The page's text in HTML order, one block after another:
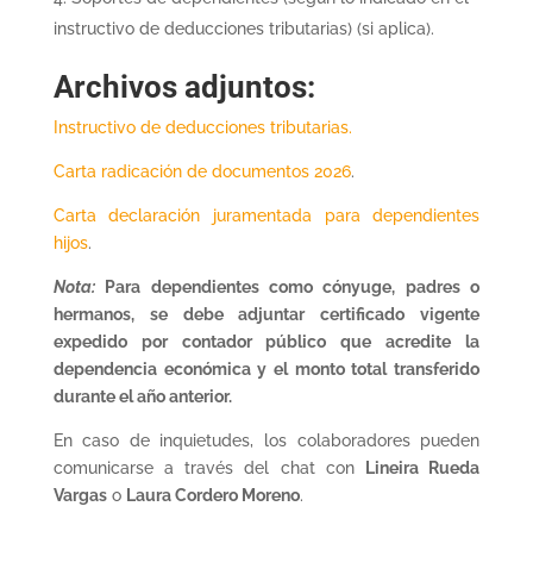
instructivo de deducciones tributarias) (si aplica).
Archivos adjuntos:
Instructivo de deducciones tributarias.
Carta radicación de documentos 2026.
Carta declaración juramentada para dependientes
hijos.
Nota:Para dependientes como cónyuge, padres o
hermanos, se debe adjuntar certificado vigente
expedido por contador público que acredite la
dependencia económica y el monto total transferido
durante el año anterior.
En caso de inquietudes, los colaboradores pueden
comunicarse a través del chat con
Lineira Rueda
Vargaso Laura Cordero Moreno.